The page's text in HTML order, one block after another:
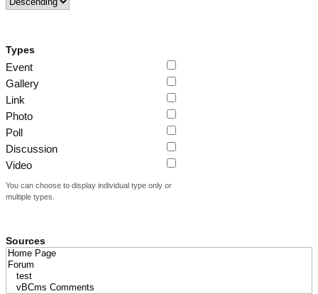
Types
Event
Gallery
Link
Photo
Poll
Discussion
Video
You can choose to display individual type only or
multiple types.
Sources